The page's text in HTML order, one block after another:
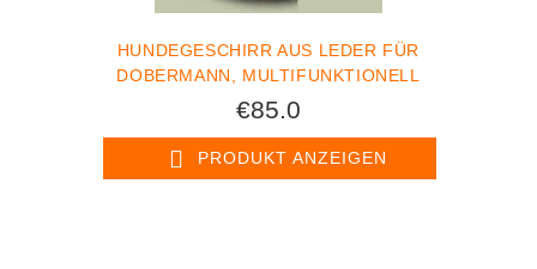
HUNDEGESCHIRR AUS LEDER FÜR
DOBERMANN, MULTIFUNKTIONELL
€85.0
PRODUKT ANZEIGEN